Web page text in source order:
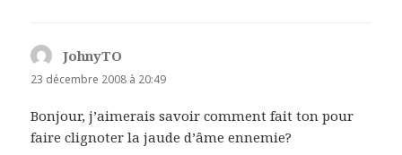
JohnyTO
23 décembre 2008 à 20:49
Bonjour, j’aimerais savoir comment fait ton pour
faire clignoter la jaude d’âme ennemie?